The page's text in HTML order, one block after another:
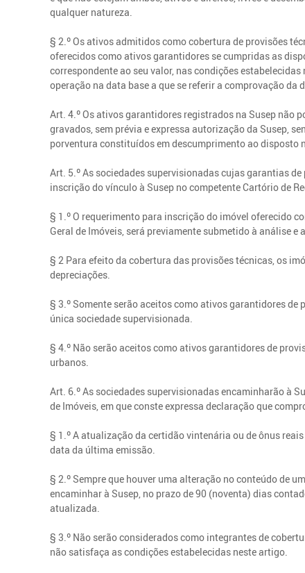
qualquer natureza.
§ 2.º Os ativos admitidos como cobertura de provisões
oferecidos como ativos garantidores se cumpridas as
correspondente ao seu valor, nas condições
operação na data base a que se referir a comprovação da
Art. 4.º Os ativos garantidores registrados na Susep não
gravados, sem prévia e expressa autorização da Susep,
porventura constituídos em descumprimento ao disposto
Art. 5.º As sociedades supervisionadas cujas garantias
inscrição do vínculo à Susep no competente Cartório de
§ 1.º O requerimento para inscrição do imóvel oferecido
Geral de Imóveis, será previamente submetido à análise e
§ 2 Para efeito da cobertura das provisões técnicas, os
depreciações.
§ 3.º Somente serão aceitos como ativos garantidores
única sociedade supervisionada.
§ 4.º Não serão aceitos como ativos garantidores de
urbanos.
Art. 6.º As sociedades supervisionadas encaminharão à
de Imóveis, em que conste expressa declaração que
§ 1.º A atualização da certidão vintenária ou de ônus
data da última emissão.
§ 2.º Sempre que houver uma alteração no conteúdo de
encaminhar à Susep, no prazo de 90 (noventa) dias
atualizada.
§ 3.º Não serão considerados como integrantes de
não satisfaça as condições estabelecidas neste artigo.